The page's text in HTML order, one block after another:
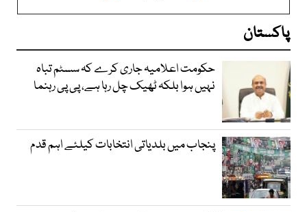
پاکستان
حکومت اعلامیہ جاری کرے کہ سسٹم تباہ
نہیں ہوا بلکہ ٹھیک چل رہا ہے، پی پی رہنما
پنجاب میں بلدیاتی انتخابات کیلئے اہم قدم